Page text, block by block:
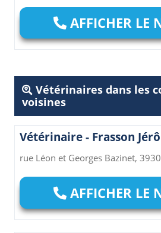
AFFICHER LE
Vétérinaires dans les
voisines
Vétérinaire - Frasson
rue Léon et Georges Bazinet,
AFFICHER LE